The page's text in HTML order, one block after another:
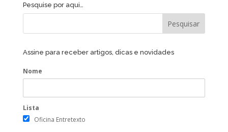
Pesquise por aqui…
Assine para receber artigos, dicas e novidades
Nome
Lista
Oficina Entretexto